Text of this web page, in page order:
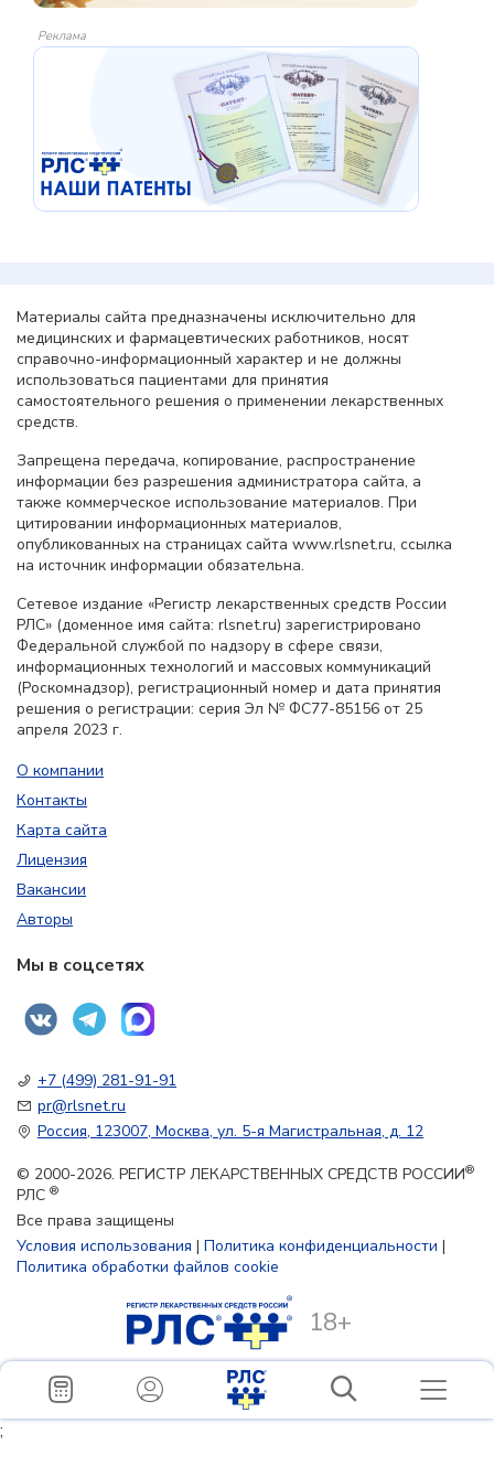
Реклама
Материалы сайта предназначены исключительно для
медицинских и фармацевтических работников, носят
справочно-информационный характер и не должны
использоваться пациентами для принятия
самостоятельного решения о применении лекарственных
средств.
Запрещена передача, копирование, распространение
информации без разрешения администратора сайта, а
также коммерческое использование материалов. При
цитировании информационных материалов,
опубликованных на страницах сайта www.rlsnet.ru, ссылка
на источник информации обязательна.
Сетевое издание «Регистр лекарственных средств России
РЛС» (доменное имя сайта: rlsnet.ru) зарегистрировано
Федеральной службой по надзору в сфере связи,
информационных технологий и массовых коммуникаций
(Роскомнадзор), регистрационный номер и дата принятия
решения о регистрации: серия Эл № ФС77-85156 от 25
апреля 2023 г.
О компании
Контакты
Карта сайта
Лицензия
Вакансии
Авторы
Мы в соцсетях
+7 (499) 281-91-91
pr@rlsnet.ru
Россия, 123007, Москва, ул. 5-я Магистральная, д. 12
© 2000-2026. РЕГИСТР ЛЕКАРСТВЕННЫХ СРЕДСТВ РОССИИ®
РЛС ®
Все права защищены
Условия использования | Политика конфиденциальности |
Политика обработки файлов cookie
18+
;